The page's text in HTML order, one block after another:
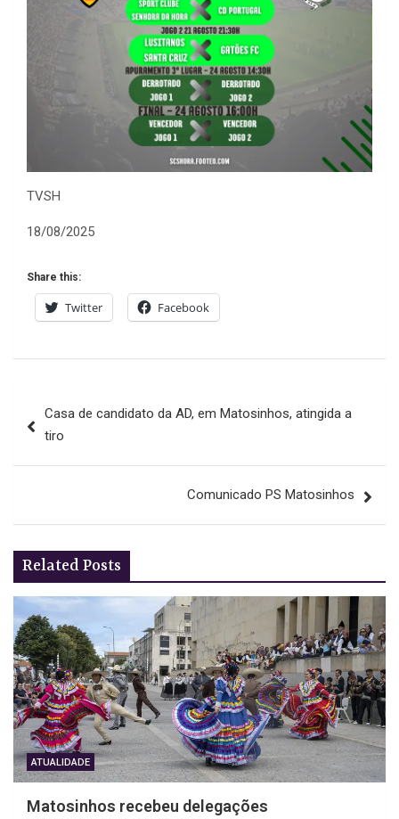
TVSH
18/08/2025
Share this:
Twitter Facebook
de
Casa de candidato da AD, em Matosinhos, atingida a
tiro
Comunicado PS Matosinhos
Related Posts
ATUALIDADE
Matosinhos recebeu delegações